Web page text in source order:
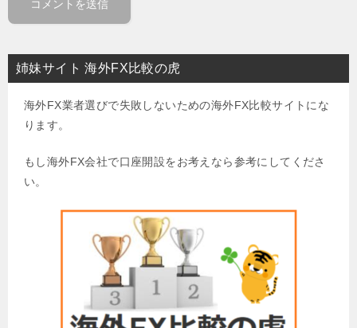
姉妹サイト 海外FX比較の虎
海外FX業者選びで失敗しないための海外FX比較サイトにな
ります。
もし海外FX会社で口座開設をお考えなら参考にしてくださ
い。